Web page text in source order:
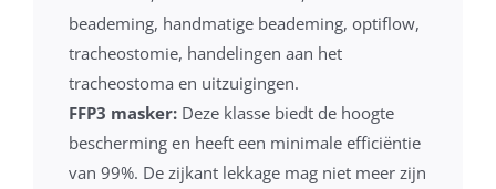
beademing, handmatige beademing, optiflow,
tracheostomie, handelingen aan het
tracheostoma en uitzuigingen.
FFP3 masker: Deze klasse biedt de hoogte
bescherming en heeft een minimale efficiëntie
van 99%. De zijkant lekkage mag niet meer zijn